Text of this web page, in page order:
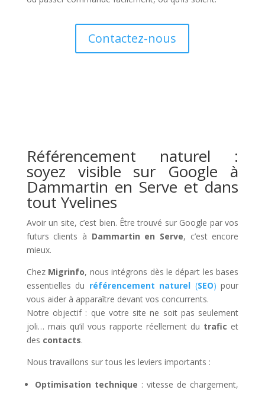
Contactez-nous
Référencement naturel :
soyez visible sur Google à
Dammartin en Serve et dans
tout Yvelines
Avoir un site, c’est bien. Être trouvé sur Google par vos
futurs clients à Dammartin en Serve, c’est encore
mieux.
Chez Migrinfo, nous intégrons dès le départ les bases
essentielles du référencement naturel (SEO) pour
vous aider à apparaître devant vos concurrents.
Notre objectif : que votre site ne soit pas seulement
joli… mais qu’il vous rapporte réellement du trafic et
des contacts.
Nous travaillons sur tous les leviers importants :
Optimisation technique : vitesse de chargement,